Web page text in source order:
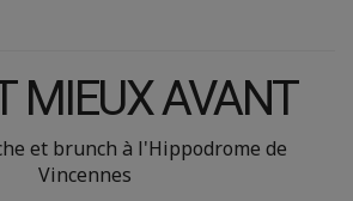
MIEUX AVANT
et brunch à l'Hippodrome de
Vincennes